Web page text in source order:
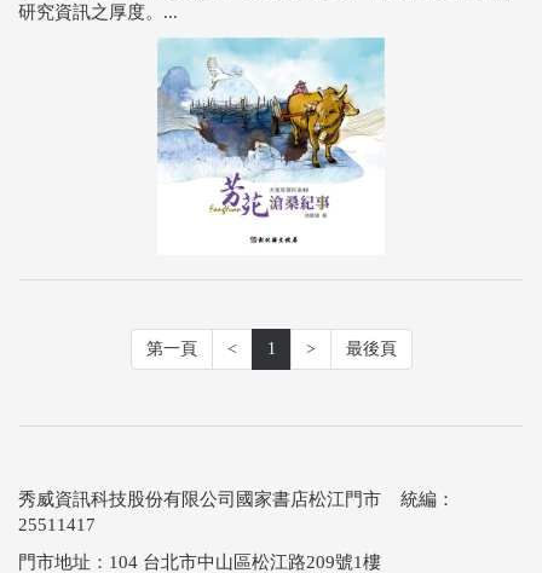
研究資訊之厚度。...
第一頁 < 1 > 最後頁
秀威資訊科技股份有限公司國家書店松江門市 統編：
25511417
門市地址：104 台北市中山區松江路209號1樓